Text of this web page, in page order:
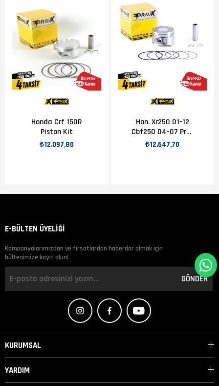
Honda Crf 150R
Piston Kit
₺12.097,80
Hon. Xr250 01-12
Cbf250 04-07 Prox
Piston Kit
₺12.647,70
E-BÜLTEN ÜYELİĞİ
Kampanyalarımızdan ve fırsatlardan haberdar olmak için
bültenimize kayıt olun!
GÖNDER
KURUMSAL
YARDIM